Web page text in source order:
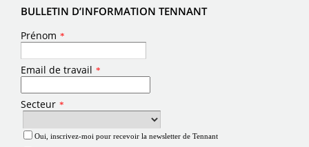
BULLETIN D’INFORMATION TENNANT